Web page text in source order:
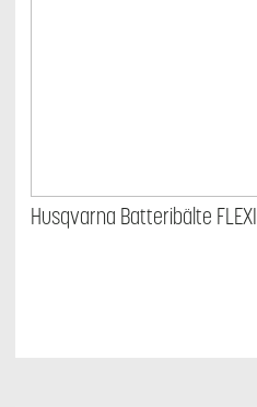
Husqvarna Batteribälte FLEXI